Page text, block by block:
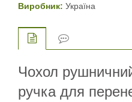
Виробник: Україна
Чохол
ручка для